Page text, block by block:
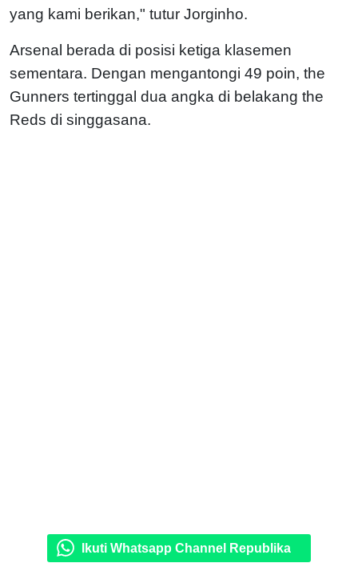
yang kami berikan," tutur Jorginho.
Arsenal berada di posisi ketiga klasemen
sementara. Dengan mengantongi 49 poin, the
Gunners tertinggal dua angka di belakang the
Reds di singgasana.
Ikuti Whatsapp Channel Republika